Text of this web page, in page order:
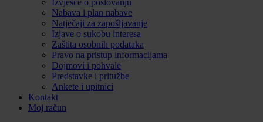
Izvješće o poslovanju
Nabava i plan nabave
Natječaji za zapošljavanje
Izjave o sukobu interesa
Zaštita osobnih podataka
Pravo na pristup informacijama
Dojmovi i pohvale
Predstavke i pritužbe
Ankete i upitnici
Kontakt
Moj račun